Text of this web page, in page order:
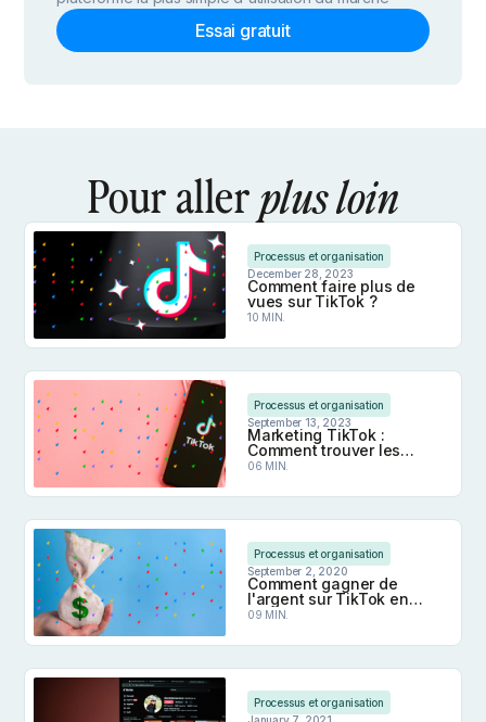
Essai gratuit
Pour aller plus loin
Processus et organisation
December 28, 2023
Comment faire plus de
vues sur TikTok ?
10 MIN.
Processus et organisation
September 13, 2023
Marketing TikTok :
Comment trouver les
tendances et créer du
06 MIN.
Processus et organisation
September 2, 2020
Comment gagner de
l'argent sur TikTok en
2026 ? Pour les créateurs
09 MIN.
Processus et organisation